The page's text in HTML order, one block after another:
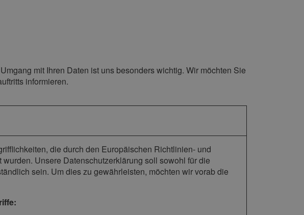
mit Ihren Daten ist uns besonders wichtig. Wir möchten Sie
informieren.
die durch den Europäischen Richtlinien- und
Unsere Datenschutzerklärung soll sowohl für die
sein. Um dies zu gewährleisten, möchten wir vorab die